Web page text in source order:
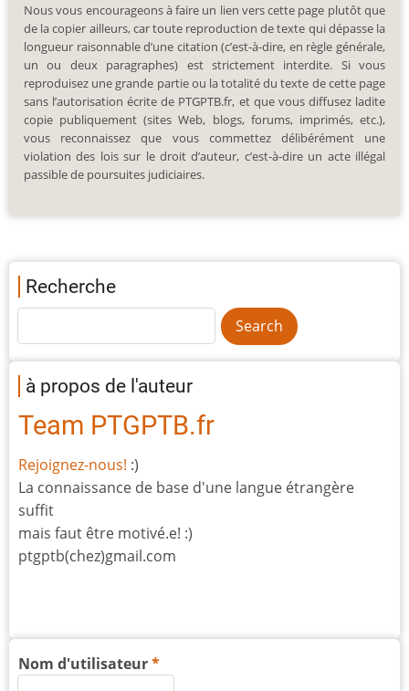
Nous vous encourageons à faire un lien vers cette page plutôt que
de la copier ailleurs, car toute reproduction de texte qui dépasse la
longueur raisonnable d’une citation (c’est-à-dire, en règle générale,
un ou deux paragraphes) est strictement interdite. Si vous
reproduisez une grande partie ou la totalité du texte de cette page
sans l’autorisation écrite de PTGPTB.fr, et que vous diffusez ladite
copie publiquement (sites Web, blogs, forums, imprimés, etc.),
vous reconnaissez que vous commettez délibérément une
violation des lois sur le droit d’auteur, c’est-à-dire un acte illégal
passible de poursuites judiciaires.
Recherche
à propos de l'auteur
Team PTGPTB.fr
Rejoignez-nous! :)
La connaissance de base d'une langue étrangère
suffit
mais faut être motivé.e! :)
ptgptb(chez)gmail.com
Nom d'utilisateur